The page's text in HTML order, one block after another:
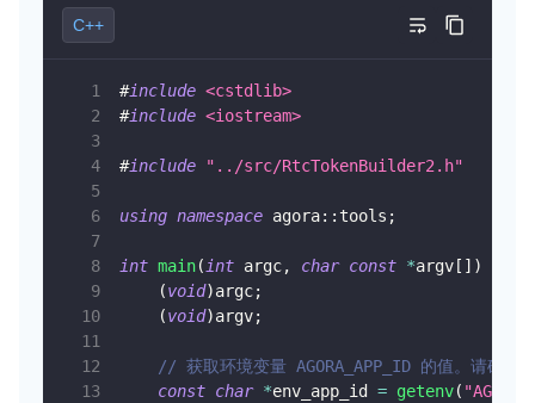
灵动会议
低代码集成、灵活定制、超低延时的音视频会议
C++
#include <cstdlib>
#include <iostream>
#include "../src/RtcTokenBuilder2.h"
using namespace agora:: tools ;
int main( int argc, char const *argv [ ] )
(void)argc;
(void)argv;
// 获取环境变量 AGORA_APP_ID 的值。请确保
const char *env_app_id = getenv(